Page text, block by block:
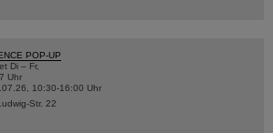
POP-UP
Di – Fr,
Uhr
10:30-16:00 Uhr
Str. 22